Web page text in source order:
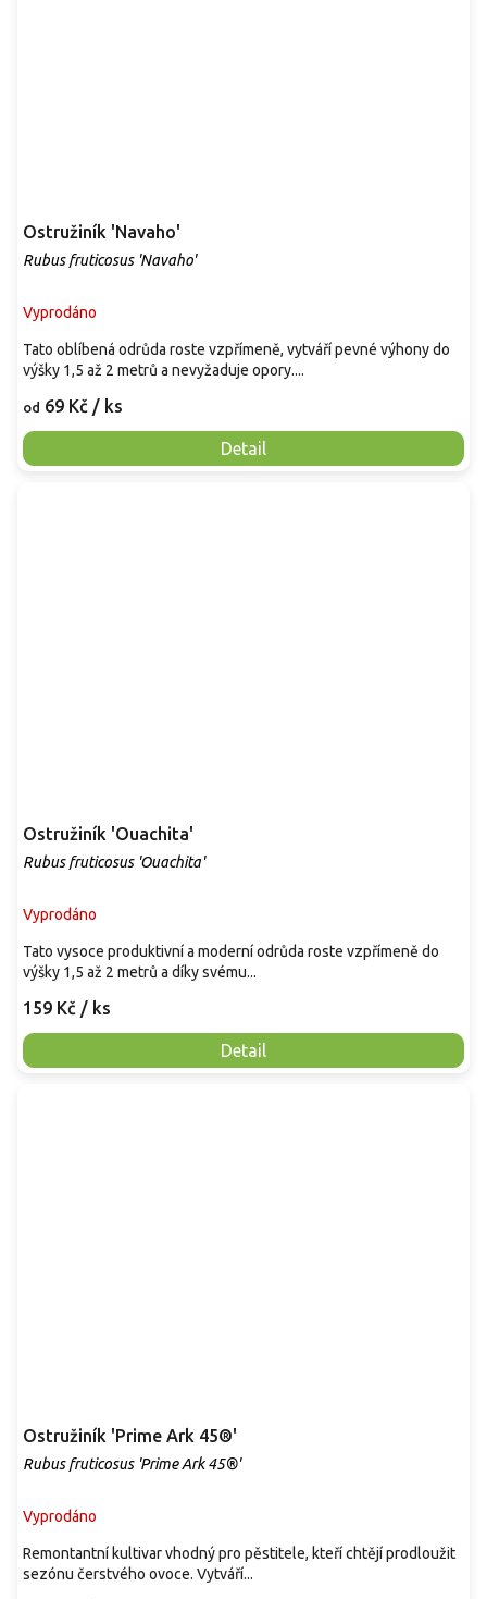
Ostružiník 'Navaho'
Rubus fruticosus 'Navaho'
Vyprodáno
od 69 Kč / ks
Detail
Tato oblíbená odrůda roste vzpřímeně, vytváří pevné výhony do
výšky 1,5 až 2 metrů a nevyžaduje opory....
Ostružiník 'Ouachita'
Rubus fruticosus 'Ouachita'
Vyprodáno
159 Kč / ks
Detail
Tato vysoce produktivní a moderní odrůda roste vzpřímeně do
výšky 1,5 až 2 metrů a díky svému...
Ostružiník 'Prime Ark 45®'
Rubus fruticosus 'Prime Ark 45®'
Vyprodáno
Remontantní kultivar vhodný pro pěstitele, kteří chtějí prodloužit
sezónu čerstvého ovoce. Vytváří...